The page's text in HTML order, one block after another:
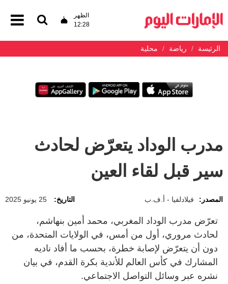
الظهر
12:28
الرئيسة رياضة محلية
مدرب الوداد يتعرّض لحادث
سير قبل لقاء العين
المصدر: فيلادلفيا - أ.ف.ب التاريخ: 25 يونيو 2025
تعرّض مدرب الوداد المغربي، محمد أمين بنهاشم،
لحادث مروري، أول من أمس، في الولايات المتحدة، من
دون أن يتعرّض لإصابة خطرة، بحسب ما أفاد ناديه
المشارك في كأس العالم للأندية بكرة القدم، في بيان
نشره عبر وسائل التواصل الاجتماعي.